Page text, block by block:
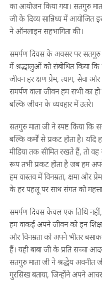
का आयोजन किया गया। सतगुरु
जी के दिव्य सान्निध्य में आयोजित
ने ऑनलाइन सहभागिता की।
समर्पण दिवस के अवसर पर सतगुरु
में श्रद्धालुओं को संबोधित किया
जीवन हर क्षण प्रेम, त्याग, सेवा और
समर्पण वाला जीवन हम सभी का
बल्कि जीवन के व्यवहार में उतरे।
सतगुरु माता जी ने स्पष्ट किया
बल्कि कर्मों से प्रकट होता है।
मीडिया तक सीमित रखते हैं, तो वह
रूप तभी प्रकट होता है जब हम
हम वास्तव में विनम्रता, क्षमा और
के हर पहलू पर साध संगत को महत्ता
समर्पण दिवस केवल एक तिथि
हम वाकई अपने जीवन को इन
और विनम्रता को अपने भीतर
हैं। यही बाबा जी के प्रति सच्चा
सतगुरु माता जी ने श्रद्धेय अवनीत
गुरसिख बताया, जिन्होंने अपने